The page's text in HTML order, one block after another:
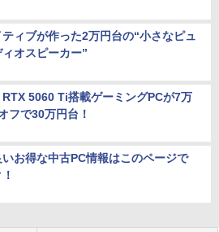
ィブが作った2万円台の“小さなピュ
オスピーカー”
RTX 5060 Ti搭載ゲーミングPCが7万
フで30万円台！
お得な中古PC情報はこのページで